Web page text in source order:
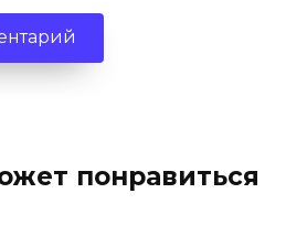
понравиться